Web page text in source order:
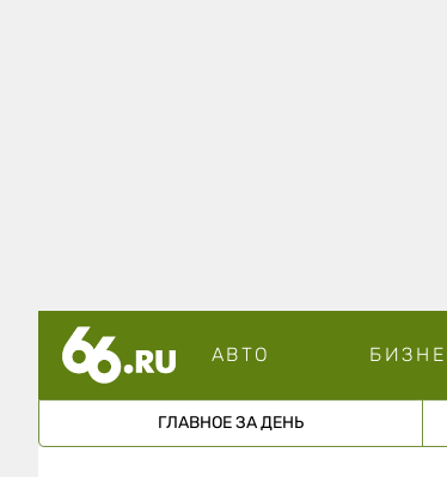
АВТО
ГЛАВНОЕ ЗА ДЕНЬ